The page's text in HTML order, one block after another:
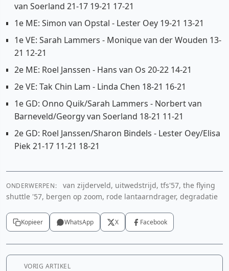
van Soerland 21-17 19-21 17-21
1e ME: Simon van Opstal - Lester Oey 19-21 13-21
1e VE: Sarah Lammers - Monique van der Wouden 13-
21 12-21
2e ME: Roel Janssen - Hans van Os 20-22 14-21
2e VE: Tak Chin Lam - Linda Chen 18-21 16-21
1e GD: Onno Quik/Sarah Lammers - Norbert van
Barneveld/Georgy van Soerland 18-21 11-21
2e GD: Roel Janssen/Sharon Bindels - Lester Oey/Elisa
Piek 21-17 11-21 18-21
ONDERWERPEN:
van zijderveld, uitwedstrijd, tfs'57, the flying
shuttle '57, bergen op zoom, rode lantaarndrager, degradatie
Kopieer WhatsApp X Facebook
VORIG ARTIKEL